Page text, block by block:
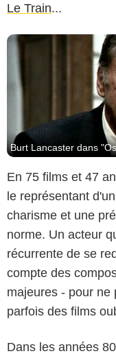
Le Train...
Burt Lancaster dans
En 75 films et 47
le représentant
charisme et une
norme. Un acteur
récurrente de se
compte des
majeures - pour ne
parfois des films
Dans les années